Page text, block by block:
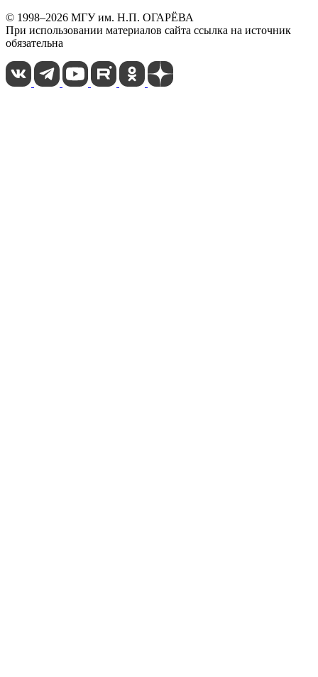
© 1998–2026 МГУ им. Н.П. ОГАРЁВА
При использовании материалов сайта ссылка на источник
обязательна